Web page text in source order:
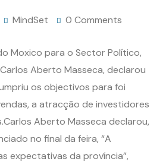
MindSet 0 Comments
Moxico para o Sector Político,
Aberto Masseca, declarou
os objectivos para foi
a atracção de investidores
Aberto Masseca declarou,
no final da feira, “A
expectativas da província”,